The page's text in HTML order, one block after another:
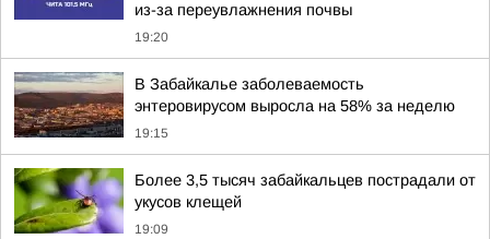
из-за переувлажнения почвы
19:20
В Забайкалье заболеваемость
энтеровирусом выросла на 58% за неделю
19:15
Более 3,5 тысяч забайкальцев пострадали от
укусов клещей
19:09